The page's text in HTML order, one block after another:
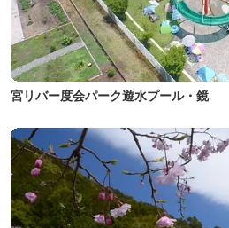
宮リバー度会パーク遊水プール・鏡